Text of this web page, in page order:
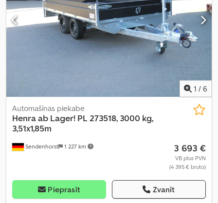
1 / 6
Sendenhorst 1 227 km
Automašīnas piekabe
Henraab Lager! PL 273518, 3000 kg,
3,51x1,85m
3 693 €
VB plus PVN
(4 395 € bruto)
Pieprasīt Zvanīt